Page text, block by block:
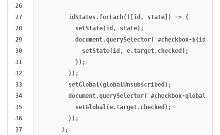
26
27
28
29
30
31
32
33
34
35
36
37
        idStates.forEach(([id, state]) => {
          setState(id, state);
document.querySelector(`#checkbox-
            setState(id, e.target.checked);
          });
        });
        setGlobal(globalUnsubscribed);
document.querySelector(`#checkbox-
          setGlobal(e.target.checked);
        });
      };